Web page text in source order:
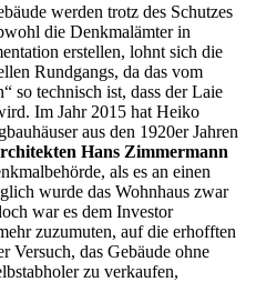
werden trotz des Schutzes
die Denkmalämter in
erstellen, lohnt sich die
Rundgangs, da das vom
so technisch ist, dass der Laie
Im Jahr 2015 hat Heiko
aus den 1920er Jahren
Hans Zimmermann
als es an einen
wurde das Wohnhaus zwar
war es dem Investor
zuzumuten, auf die erhofften
Versuch, das Gebäude ohne
zu verkaufen,